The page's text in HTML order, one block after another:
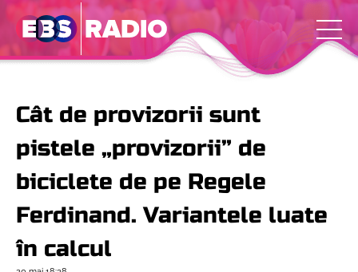
Cât de provizorii sunt
pistele „provizorii” de
biciclete de pe Regele
Ferdinand. Variantele luate
în calcul